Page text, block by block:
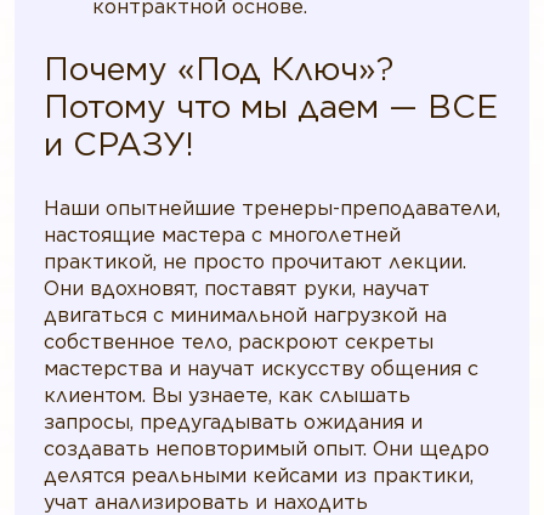
контрактной основе.
Почему «Под Ключ»?
Потому что мы даем — ВСЕ
и СРАЗУ!
Наши опытнейшие тренеры-преподаватели,
настоящие мастера с многолетней
практикой, не просто прочитают лекции.
Они вдохновят, поставят руки, научат
двигаться с минимальной нагрузкой на
собственное тело, раскроют секреты
мастерства и научат искусству общения с
клиентом. Вы узнаете, как слышать
запросы, предугадывать ожидания и
создавать неповторимый опыт. Они щедро
делятся реальными кейсами из практики,
учат анализировать и находить